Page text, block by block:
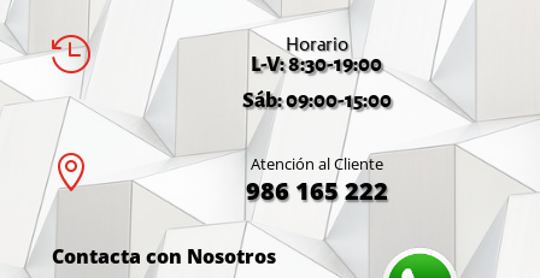
 Horario
L-V: 8:30-19:00
Sáb: 09:00-15:00
 Atención al Cliente
986 165 222
Contacta con Nosotros